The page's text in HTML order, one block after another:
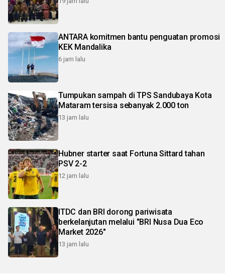
ANTARA komitmen bantu penguatan promosi
KEK Mandalika
6 jam lalu
Tumpukan sampah di TPS Sandubaya Kota
Mataram tersisa sebanyak 2.000 ton
13 jam lalu
Hubner starter saat Fortuna Sittard tahan
PSV 2-2
12 jam lalu
ITDC dan BRI dorong pariwisata
berkelanjutan melalui "BRI Nusa Dua Eco
Market 2026"
13 jam lalu